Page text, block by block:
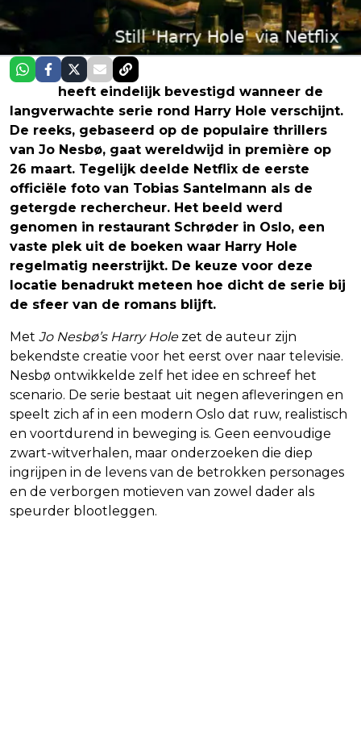
heeft eindelijk bevestigd wanneer de
langverwachte serie rond Harry Hole verschijnt.
De reeks, gebaseerd op de populaire thrillers
van Jo Nesbø, gaat wereldwijd in première op
26 maart. Tegelijk deelde Netflix de eerste
officiële foto van Tobias Santelmann als de
getergde rechercheur. Het beeld werd
genomen in restaurant Schrøder in Oslo, een
vaste plek uit de boeken waar Harry Hole
regelmatig neerstrijkt. De keuze voor deze
locatie benadrukt meteen hoe dicht de serie bij
de sfeer van de romans blijft.
Met Jo Nesbø’s Harry Holezet de auteur zijn
bekendste creatie voor het eerst over naar televisie.
Nesbø ontwikkelde zelf het idee en schreef het
scenario. De serie bestaat uit negen afleveringen en
speelt zich af in een modern Oslo dat ruw, realistisch
en voortdurend in beweging is. Geen eenvoudige
zwart-witverhalen, maar onderzoeken die diep
ingrijpen in de levens van de betrokken personages
en de verborgen motieven van zowel dader als
speurder blootleggen.